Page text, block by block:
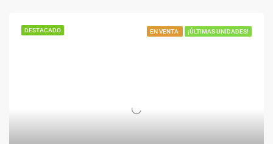
DESTACADO EN VENTA ¡ÚLTIMAS UNIDADES!